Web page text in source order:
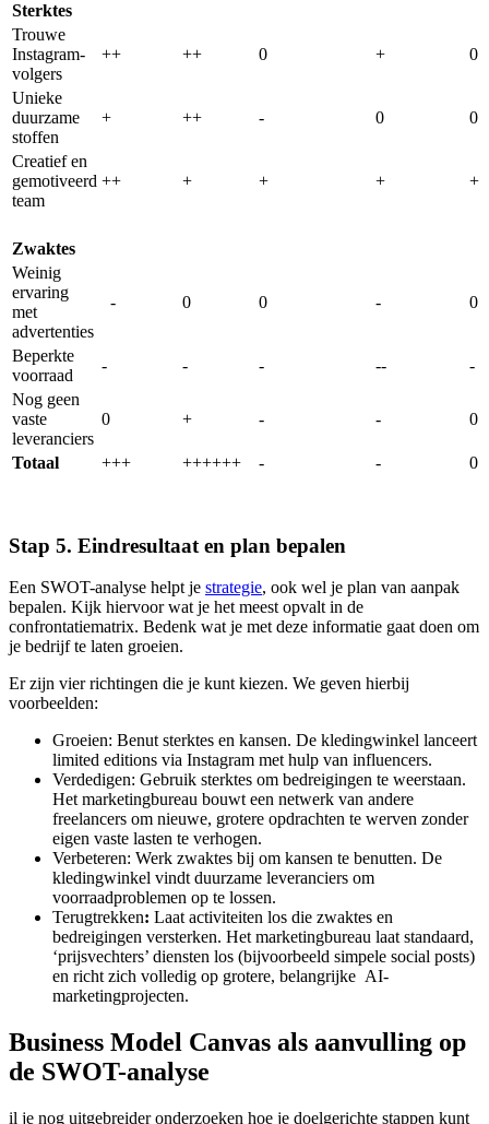
Sterktes
Trouwe
Instagram-
volgers
++ ++ 0 + 0
Unieke
duurzame
stoffen
+ ++ - 0 0
Creatief en
gemotiveerd
team
++ + + + +
Zwaktes
Weinig
ervaring
met
advertenties
- 0 0 - 0
Beperkte
voorraad
- - - --
-
Nog geen
vaste
leveranciers
0 + - - 0
Totaal +++ ++++++ - - 0
Stap 5. Eindresultaat en plan bepalen
Een SWOT-analyse helpt je strategie, ook wel je plan van aanpak
bepalen. Kijk hiervoor wat je het meest opvalt in de
confrontatiematrix. Bedenk wat je met deze informatie gaat doen om
je bedrijf te laten groeien.
Er zijn vier richtingen die je kunt kiezen. We geven hierbij
voorbeelden:
Groeien: Benut sterktes en kansen. De kledingwinkel lanceert
limited editions via Instagram met hulp van influencers.
Verdedigen: Gebruik sterktes om bedreigingen te weerstaan.
Het marketingbureau bouwt een netwerk van andere
freelancers om nieuwe, grotere opdrachten te werven zonder
eigen vaste lasten te verhogen.
Verbeteren: Werk zwaktes bij om kansen te benutten. De
kledingwinkel vindt duurzame leveranciers om
voorraadproblemen op te lossen.
Terugtrekken: Laat activiteiten los die zwaktes en
bedreigingen versterken. Het marketingbureau laat standaard,
‘prijsvechters’ diensten los (bijvoorbeeld simpele social posts)
en richt zich volledig op grotere, belangrijke AI-
marketingprojecten.
Business Model Canvas als aanvulling op
de SWOT-analyse
il je nog uitgebreider onderzoeken hoe je doelgerichte stappen kunt